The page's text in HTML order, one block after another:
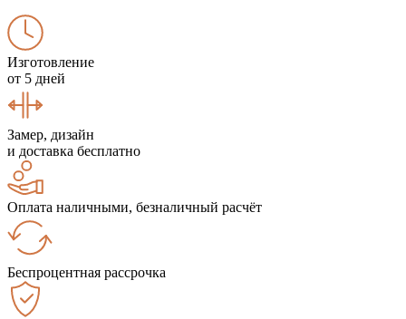
Изготовление
от 5 дней
Замер, дизайн
и доставка бесплатно
Оплата наличными, безналичный расчёт
Беспроцентная рассрочка